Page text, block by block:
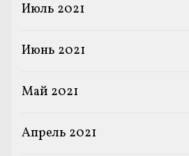
Июль 2021
Июнь 2021
Май 2021
Апрель 2021